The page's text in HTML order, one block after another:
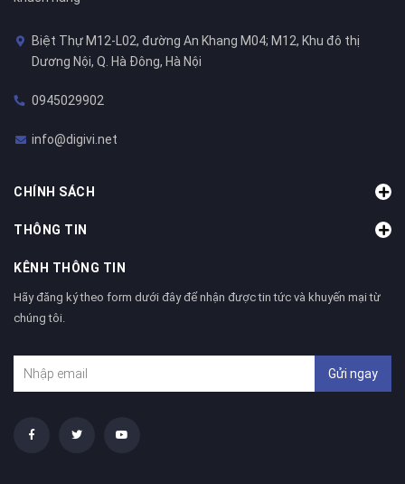
Biệt Thự M12-L02, đường An Khang M04; M12, Khu đô thị
Dương Nội, Q. Hà Đông, Hà Nội
0945029902
info@digivi.net
CHÍNH SÁCH
THÔNG TIN
KÊNH THÔNG TIN
Hãy đăng ký theo form dưới đây để nhận được tin tức và khuyến mại từ
chúng tôi.
Gửi ngay